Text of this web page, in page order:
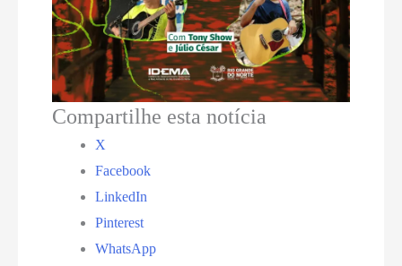
Compartilhe esta notícia
X
Facebook
LinkedIn
Pinterest
WhatsApp